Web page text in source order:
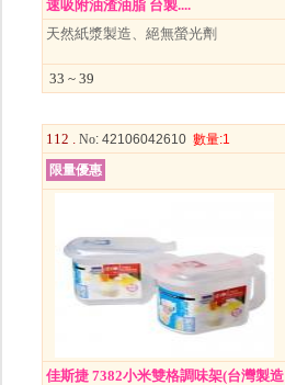
速吸附油渣油脂 台製....
天然紙漿製造、絕無螢光劑
33 ~ 39
112 . No: 42106042610 數量:1
限量優惠
佳斯捷 7382小米雙格調味架(台灣製造